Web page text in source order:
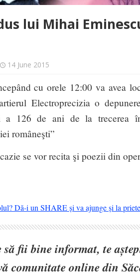
lui Mihai
14 June 2015
cu orele 12:00 va avea
Electroprecizia o
a 126 de ani de la trecerea
româneşti”
se vor recita şi poezii din
Dă-i un SHARE și va ajunge și la
fii bine informat, te
comunitate online din